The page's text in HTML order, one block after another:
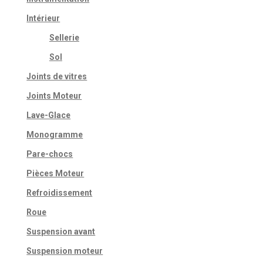
Intérieur
Sellerie
Sol
Joints de vitres
Joints Moteur
Lave-Glace
Monogramme
Pare-chocs
Pièces Moteur
Refroidissement
Roue
Suspension avant
Suspension moteur